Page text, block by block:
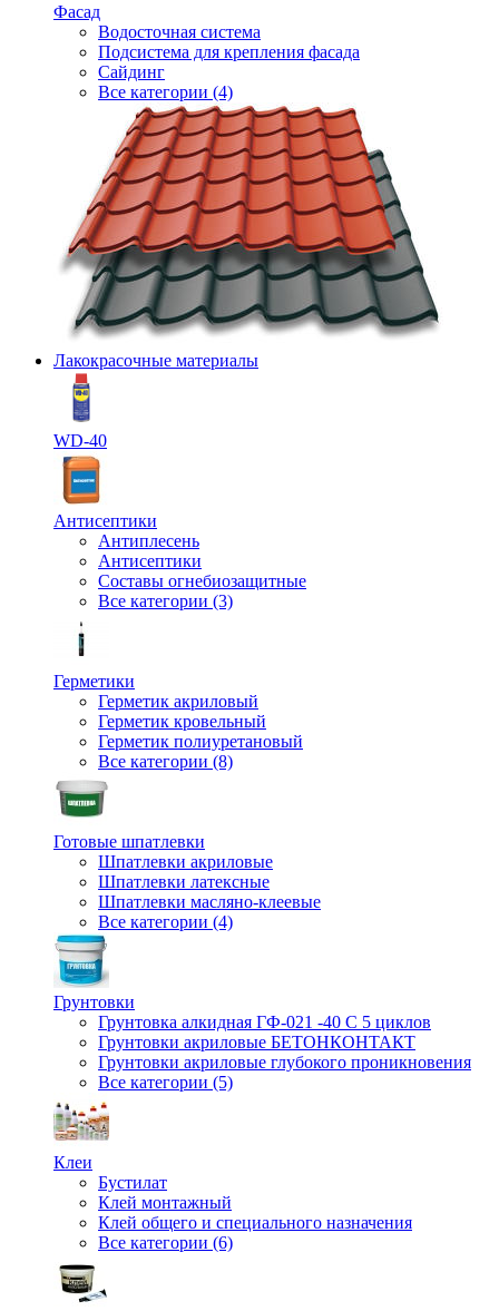
Фасад
Водосточная система
Подсистема для крепления фасада
Сайдинг
Все категории (4)
Лакокрасочные материалы
WD-40
Антисептики
Антиплесень
Антисептики
Составы огнебиозащитные
Все категории (3)
Герметики
Герметик акриловый
Герметик кровельный
Герметик полиуретановый
Все категории (8)
Готовые шпатлевки
Шпатлевки акриловые
Шпатлевки латексные
Шпатлевки масляно-клеевые
Все категории (4)
Грунтовки
Грунтовка алкидная ГФ-021 -40 С 5 циклов
Грунтовки акриловые БЕТОНКОНТАКТ
Грунтовки акриловые глубокого проникновения
Все категории (5)
Клеи
Бустилат
Клей монтажный
Клей общего и специального назначения
Все категории (6)